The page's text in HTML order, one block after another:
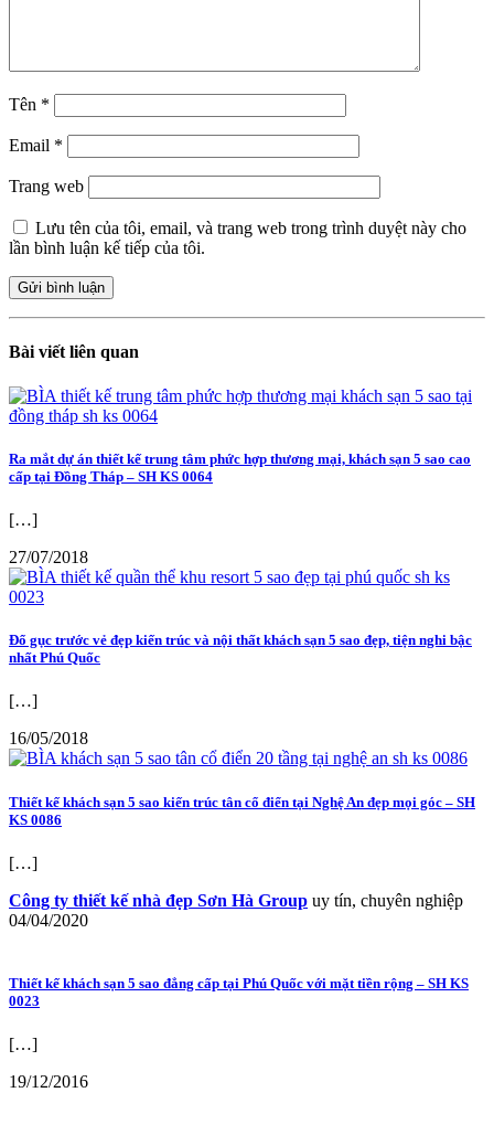
Tên *
Email *
Trang web
Lưu tên của tôi, email, và trang web trong trình duyệt này cho
lần bình luận kế tiếp của tôi.
Bài viết liên quan
Ra mắt dự án thiết kế trung tâm phức hợp thương mại, khách sạn 5 sao cao
cấp tại Đồng Tháp – SH KS 0064
[…]
27/07/2018
Đổ gục trước vẻ đẹp kiến trúc và nội thất khách sạn 5 sao đẹp, tiện nghi bậc
nhất Phú Quốc
[…]
16/05/2018
Thiết kế khách sạn 5 sao kiến trúc tân cổ điển tại Nghệ An đẹp mọi góc – SH
KS 0086
[…]
Công ty thiết kế nhà đẹp Sơn Hà Group uy tín, chuyên nghiệp
04/04/2020
Thiết kế khách sạn 5 sao đẳng cấp tại Phú Quốc với mặt tiền rộng – SH KS
0023
[…]
19/12/2016